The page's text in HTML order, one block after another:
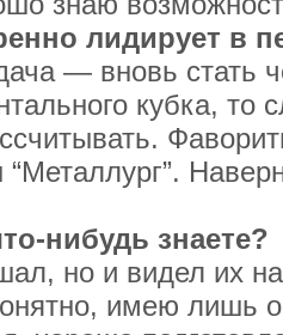
лидирует в
— вновь стать
кубка, то
“Металлург”.
нибудь знаете?
но и видел их
имею лишь